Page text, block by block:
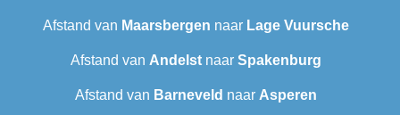
Afstand van Maarsbergen naar Lage Vuursche
Afstand van Andelstnaar Spakenburg
Afstand van Barneveld naar Asperen